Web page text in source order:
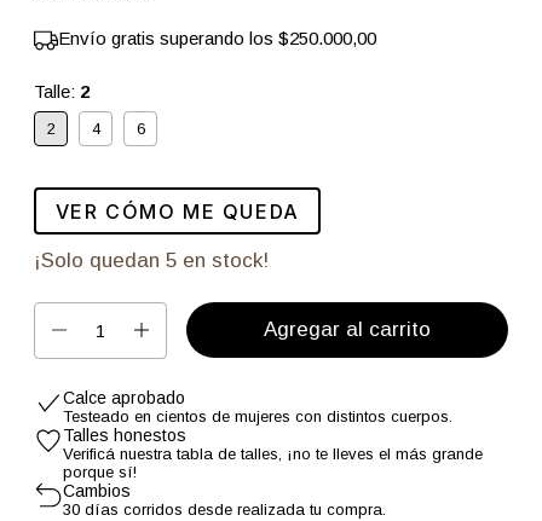
Envío gratis superando los $250.000,00
Talle: 2
2 4 6
VER CÓMO ME QUEDA
¡Solo quedan 5 en stock!
Calce aprobado
Testeado en cientos de mujeres con distintos cuerpos.
Talles honestos
Verificá nuestra tabla de talles, ¡no te lleves el más grande
porque sí!
Cambios
30 días corridos desde realizada tu compra.